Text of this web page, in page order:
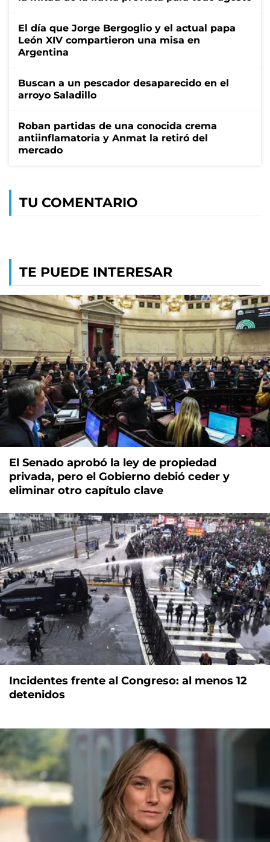
El día que Jorge Bergoglio y el actual papa
León XIV compartieron una misa en
Argentina
Buscan a un pescador desaparecido en el
arroyo Saladillo
Roban partidas de una conocida crema
antiinflamatoria y Anmat la retiró del
mercado
TU COMENTARIO
TE PUEDE INTERESAR
El Senado aprobó la ley de propiedad
privada, pero el Gobierno debió ceder y
eliminar otro capítulo clave
Incidentes frente al Congreso: al menos 12
detenidos